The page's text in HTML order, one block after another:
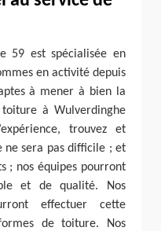
59 est spécialisée en
en activité depuis
à mener à bien la
à Wulverdinghe
trouvez et
ne sera pas difficile ; et
; nos équipes pourront
et de qualité. Nos
effectuer cette
de toiture. Nos